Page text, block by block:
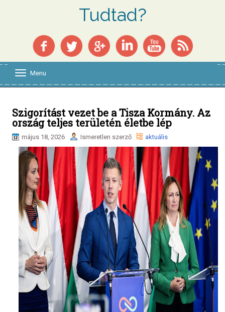
Tudtad?
l
e
n
a
v
g
t
i
o
n
Menu
Szigorítást vezet be a Tisza Kormány. Az
ország teljes területén életbe lép
május 18, 2026 Ismeretlen szerző aktuális